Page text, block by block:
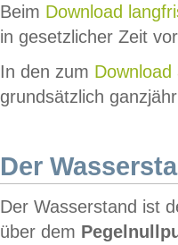
Beim Download
in gesetzlicher Zeit
In den zum Download
grundsätzlich
Der
Der Wasserstand ist
über dem